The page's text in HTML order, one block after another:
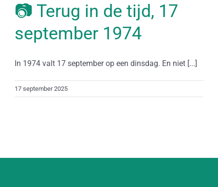
📷 Terug in de tijd, 17
september 1974
In 1974 valt 17 september op een dinsdag. En niet [...]
17 september 2025